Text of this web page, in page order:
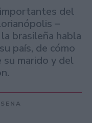
del
–
brasileña habla
país, de cómo
marido y del